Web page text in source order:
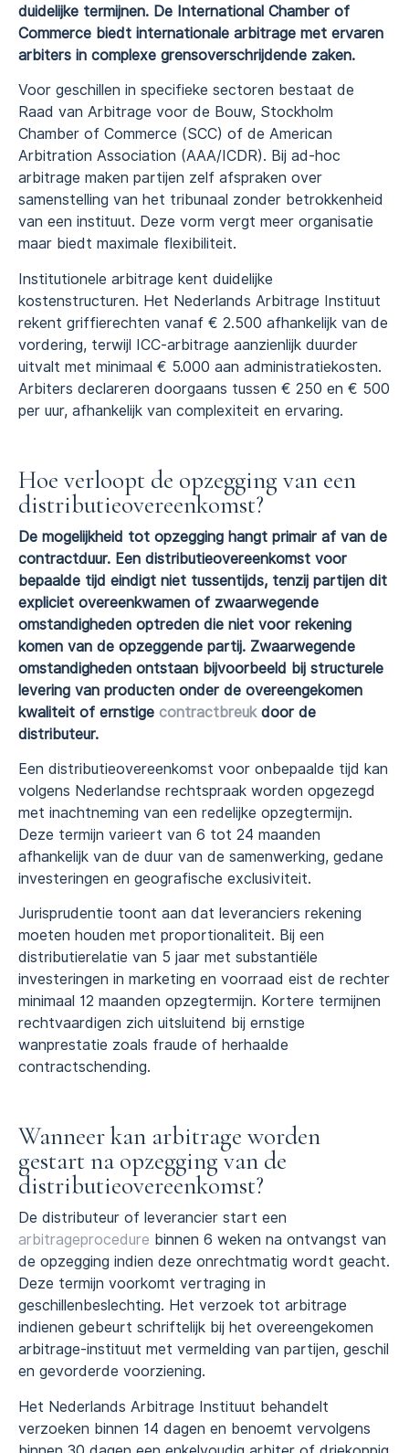
duidelijke termijnen. De International Chamber of
Commerce biedt internationale arbitrage met ervaren
arbiters in complexe grensoverschrijdende zaken.
Voor geschillen in specifieke sectoren bestaat de
Raad van Arbitrage voor de Bouw, Stockholm
Chamber of Commerce (SCC) of de American
Arbitration Association (AAA/ICDR). Bij ad-hoc
arbitrage maken partijen zelf afspraken over
samenstelling van het tribunaal zonder betrokkenheid
van een instituut. Deze vorm vergt meer organisatie
maar biedt maximale flexibiliteit.
Institutionele arbitrage kent duidelijke
kostenstructuren. Het Nederlands Arbitrage Instituut
rekent griffierechten vanaf € 2.500 afhankelijk van de
vordering, terwijl ICC-arbitrage aanzienlijk duurder
uitvalt met minimaal € 5.000 aan administratiekosten.
Arbiters declareren doorgaans tussen € 250 en € 500
per uur, afhankelijk van complexiteit en ervaring.
Hoe verloopt de opzegging van een
distributieovereenkomst?
De mogelijkheid tot opzegging hangt primair af van de
contractduur. Een distributieovereenkomst voor
bepaalde tijd eindigt niet tussentijds, tenzij partijen dit
expliciet overeenkwamen of zwaarwegende
omstandigheden optreden die niet voor rekening
komen van de opzeggende partij. Zwaarwegende
omstandigheden ontstaan bijvoorbeeld bij structurele
levering van producten onder de overeengekomen
kwaliteit of ernstige contractbreukdoor de
distributeur.
Een distributieovereenkomst voor onbepaalde tijd kan
volgens Nederlandse rechtspraak worden opgezegd
met inachtneming van een redelijke opzegtermijn.
Deze termijn varieert van 6 tot 24 maanden
afhankelijk van de duur van de samenwerking, gedane
investeringen en geografische exclusiviteit.
Jurisprudentie toont aan dat leveranciers rekening
moeten houden met proportionaliteit. Bij een
distributierelatie van 5 jaar met substantiële
investeringen in marketing en voorraad eist de rechter
minimaal 12 maanden opzegtermijn. Kortere termijnen
rechtvaardigen zich uitsluitend bij ernstige
wanprestatie zoals fraude of herhaalde
contractschending.
Wanneer kan arbitrage worden
gestart na opzegging van de
distributieovereenkomst?
De distributeur of leverancier start een
arbitrageprocedure binnen 6 weken na ontvangst van
de opzegging indien deze onrechtmatig wordt geacht.
Deze termijn voorkomt vertraging in
geschillenbeslechting. Het verzoek tot arbitrage
indienen gebeurt schriftelijk bij het overeengekomen
arbitrage-instituut met vermelding van partijen, geschil
en gevorderde voorziening.
Het Nederlands Arbitrage Instituut behandelt
verzoeken binnen 14 dagen en benoemt vervolgens